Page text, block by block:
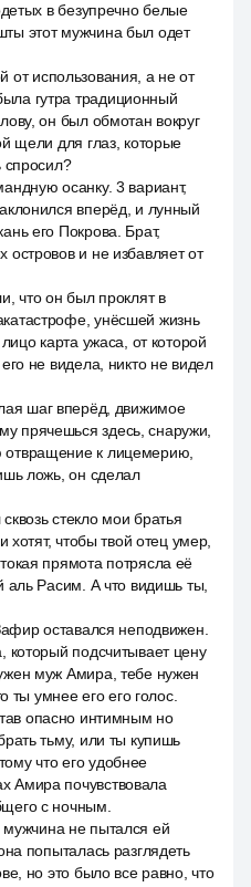
в безупречно белые
этот мужчина был одет
от использования, а не от
гутра традиционный
он был обмотан вокруг
щели для глаз, которые
спросил?
осанку. 3 вариант,
вперёд, и лунный
его Покрова. Брат,
островов и не избавляет от
что он был проклят в
унёсшей жизнь
карта ужаса, от которой
не видела, никто не видел
шаг вперёд, движимое
прячешься здесь, снаружи,
к лицемерию,
ложь, он сделал
стекло мои братья
хотят, чтобы твой отец умер,
прямота потрясла её
аль Расим. А что видишь ты,
оставался неподвижен.
который подсчитывает цену
муж Амира, тебе нужен
ты умнее его его голос.
опасно интимным но
тьму, или ты купишь
что его удобнее
Амира почувствовала
с ночным.
не пытался ей
попыталась разглядеть
но это было все равно, что